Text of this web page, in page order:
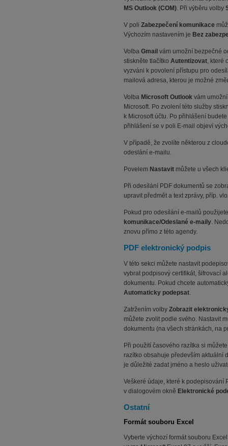
MS Outlook (COM). Při výběru volby
V poli Zabezpečení komunikace
Výchozím nastavením je Bez
Volba Gmail vám umožní bezpečné
stiskněte tlačítko Autentizovat, které
vyzváni k povolení přístupu pro
mailová adresa, kterou je možné
Volba Microsoft Outlook vám
Microsoft. Po zvolení této služby
k Microsoft účtu. Po přihlášení
přihlášení se v poli E-mail objeví
V případě, že zvolíte některou z
odeslání e-mailu.
Povelem Nastavit můžete u všech
Při odesílání PDF dokumentů se
upravit předmět a text zprávy, příp.
Pokud pro odesílání e-mailů
komunikace/Odeslané e-maily.
znovu přímo z této agendy.
PDF elektronický podpis
V této sekci můžete nastavit
vybrat podpisový certifikát, šifrovací
dokumentu. Pokud chcete
Automaticky podepsat.
Zatržením volby Zobrazit
můžete zvolit podle svého. Nastavit
dokumentu (na všech stránkách, na
Při použití časového razítka si
razítko obsahuje především aktuální
je důležité zadat jméno a heslo
Veškeré údaje, které k podepisování
v dialogovém okně Elektronické
Ostatní
Formát souboru Excel
Vyberte výchozí formát souboru